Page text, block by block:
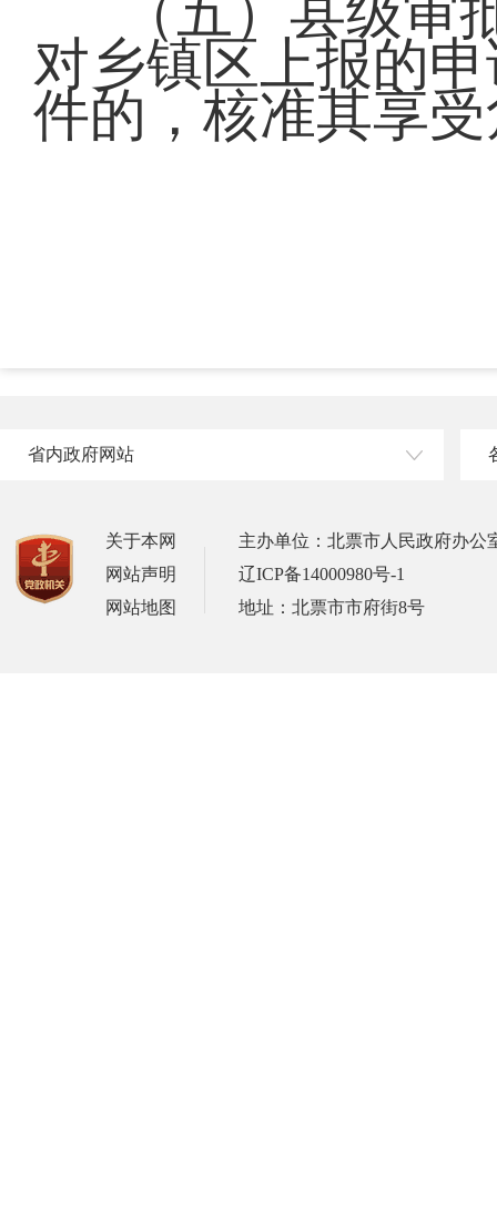
（五）县级
对乡镇区上报的
件的，核准其享
省内政府网站
关于本网
网站声明
网站地图
主办单位：北票市人民政府办公
辽ICP备14000980号-1
地址：北票市市府街8号